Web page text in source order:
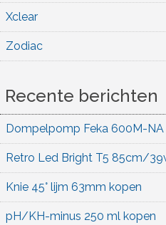
Xclear
Zodiac
Recente berichten
Dompelpomp Feka 600M-
Retro Led Bright T5 85cm/
Knie 45° lijm 63mm kopen
pH/KH-minus 250 ml kopen